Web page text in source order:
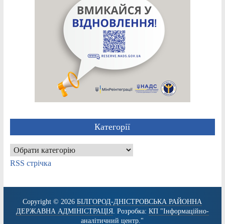
Категорії
Категорії
RSS стрічка
Copyright © 2026БІЛГОРОД-ДНІСТРОВСЬКА РАЙОННА
ДЕРЖАВНА АДМІНІСТРАЦІЯ. Розробка: КП "Інформаційно-
аналітичний центр."